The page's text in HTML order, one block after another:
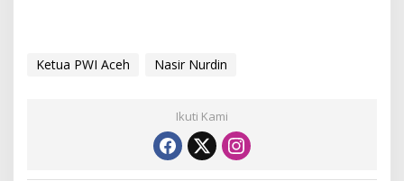
Ketua PWI Aceh Nasir Nurdin
Ikuti Kami